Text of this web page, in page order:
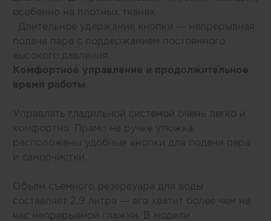
особенно на плотных тканях.
· Длительное удержание кнопки — непрерывная
подача пара с поддержанием постоянного
высокого давления.
Комфортное управление и продолжительное
время работы
Управлять гладильной системой очень легко и
комфортно. Прямо на ручке утюжка
расположены удобные кнопки для подачи пара
и самоочистки.
Объем съемного резервуара для воды
составляет 2,9 литра — его хватит более чем на
час непрерывной глажки. В модели